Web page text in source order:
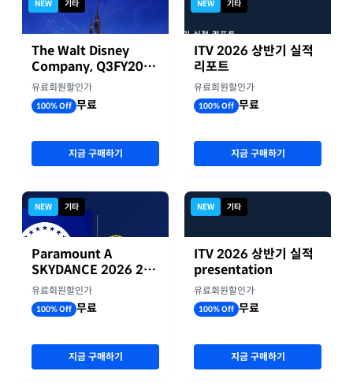
NEW 기타
The Walt Disney
Company, Q3FY2026
실적자료
유료회원할인가
100% Off 무료
지금 구매하기
NEW 기타
Paramount A
SKYDANCE 2026 2분
기 실적
유료회원할인가
100% Off 무료
지금 구매하기
NEW 기타
ITV 2026 상반기 실적
리포트
유료회원할인가
100% Off 무료
지금 구매하기
NEW 기타
ITV 2026 상반기 실적
presentation
유료회원할인가
100% Off 무료
지금 구매하기